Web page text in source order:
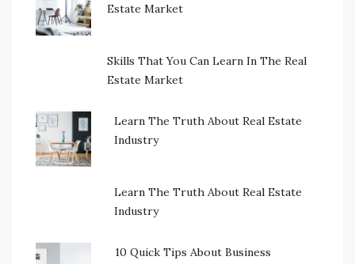
Estate Market
Skills That You Can Learn In The Real
Estate Market
Learn The Truth About Real Estate
Industry
Learn The Truth About Real Estate
Industry
10 Quick Tips About Business